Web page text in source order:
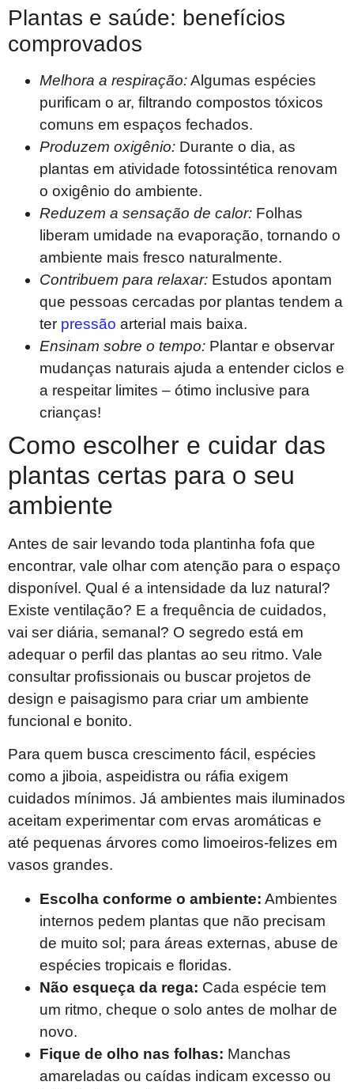
Plantas e saúde: benefícios
comprovados
Melhora a respiração:Algumas espécies
purificam o ar, filtrando compostos tóxicos
comuns em espaços fechados.
Produzem oxigênio: Durante o dia, as
plantas em atividade fotossintética renovam
o oxigênio do ambiente.
Reduzem a sensação de calor: Folhas
liberam umidade na evaporação, tornando o
ambiente mais fresco naturalmente.
Contribuem para relaxar: Estudos apontam
que pessoas cercadas por plantas tendem a
ter pressão arterial mais baixa.
Ensinam sobre o tempo: Plantar e observar
mudanças naturais ajuda a entender ciclos e
a respeitar limites – ótimo inclusive para
crianças!
Como escolher e cuidar das
plantas certas para o seu
ambiente
Antes de sair levando toda plantinha fofa que
encontrar, vale olhar com atenção para o espaço
disponível. Qual é a intensidade da luz natural?
Existe ventilação? E a frequência de cuidados,
vai ser diária, semanal? O segredo está em
adequar o perfil das plantas ao seu ritmo. Vale
consultar profissionais ou buscar projetos de
design e paisagismo para criar um ambiente
funcional e bonito.
Para quem busca crescimento fácil, espécies
como a jiboia, aspeidistra ou ráfia exigem
cuidados mínimos. Já ambientes mais iluminados
aceitam experimentar com ervas aromáticas e
até pequenas árvores como limoeiros-felizes em
vasos grandes.
Escolha conforme o ambiente: Ambientes
internos pedem plantas que não precisam
de muito sol; para áreas externas, abuse de
espécies tropicais e floridas.
Não esqueça da rega: Cada espécie tem
um ritmo, cheque o solo antes de molhar de
novo.
Fique de olho nas folhas: Manchas
amareladas ou caídas indicam excesso ou